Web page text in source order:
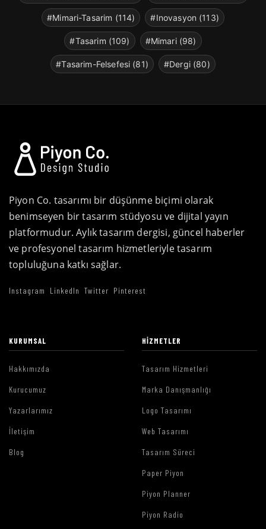
#Mimari-Tasarim (114) #Inovasyon (113)
#Tasarim (109) #Mimari (98)
#Tasarim-Felsefesi (81) #Dergi (80)
Piyon Co. tasarımı bir düşünme biçimi olarak
benimseyen bir tasarım stüdyosu ve dijital yayın
platformudur. Aylık tasarım dergisi, güncel haberler
ve profesyonel tasarım hizmetleriyle tasarım
topluluğuna katkı sağlar.
Instagram LinkedIn Twitter Pinterest
KURUMSAL
Hakkımızda
Kurucumuz
Yazarlarımız
İletişim
Blog
HIZMETLER
Tasarım Hizmetleri
Marka Danışmanlığı
Logo Tasarımı
Web Tasarımı
Tasarım Süreci
Paper Piyon
Piyon Planner
Piyon Radio